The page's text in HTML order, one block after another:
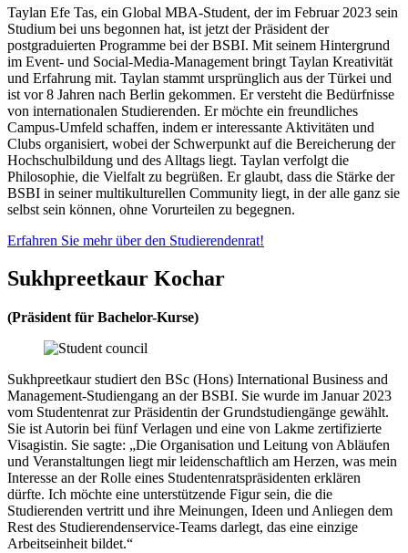
Taylan Efe Tas, ein Global MBA-Student, der im Februar 2023 sein
Studium bei uns begonnen hat, ist jetzt der Präsident der
postgraduierten Programme bei der BSBI. Mit seinem Hintergrund
im Event- und Social-Media-Management bringt Taylan Kreativität
und Erfahrung mit. Taylan stammt ursprünglich aus der Türkei und
ist vor 8 Jahren nach Berlin gekommen. Er versteht die Bedürfnisse
von internationalen Studierenden. Er möchte ein freundliches
Campus-Umfeld schaffen, indem er interessante Aktivitäten und
Clubs organisiert, wobei der Schwerpunkt auf die Bereicherung der
Hochschulbildung und des Alltags liegt. Taylan verfolgt die
Philosophie, die Vielfalt zu begrüßen. Er glaubt, dass die Stärke der
BSBI in seiner multikulturellen Community liegt, in der alle ganz sie
selbst sein können, ohne Vorurteilen zu begegnen.
Erfahren Sie mehr über den Studierendenrat!
Sukhpreetkaur Kochar
(Präsident für Bachelor-Kurse)
Sukhpreetkaur studiert den BSc (Hons) International Business and
Management-Studiengang an der BSBI. Sie wurde im Januar 2023
vom Studentenrat zur Präsidentin der Grundstudiengänge gewählt.
Sie ist Autorin bei fünf Verlagen und eine von Lakme zertifizierte
Visagistin. Sie sagte: „Die Organisation und Leitung von Abläufen
und Veranstaltungen liegt mir leidenschaftlich am Herzen, was mein
Interesse an der Rolle eines Studentenratspräsidenten erklären
dürfte. Ich möchte eine unterstützende Figur sein, die die
Studierenden vertritt und ihre Meinungen, Ideen und Anliegen dem
Rest des Studierendenservice-Teams darlegt, das eine einzige
Arbeitseinheit bildet.“